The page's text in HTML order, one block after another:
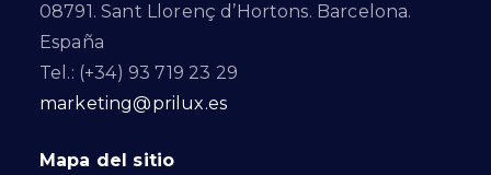
08791. Sant Llorenç d’Hortons. Barcelona.
España
Tel.: (+34) 93 719 23 29
marketing@prilux.es
Mapa del sitio